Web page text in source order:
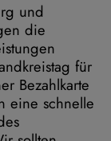
und
die
für
Bezahlkarte
eine schnelle